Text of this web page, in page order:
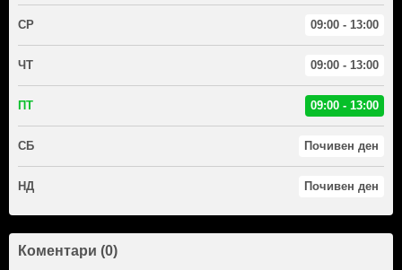
СР 09:00 - 13:00
ЧТ 09:00 - 13:00
ПТ 09:00 - 13:00
СБ Почивен ден
НД Почивен ден
Коментари (0)